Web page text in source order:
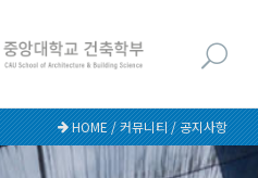
HOME / 커뮤니티 / 공지사항